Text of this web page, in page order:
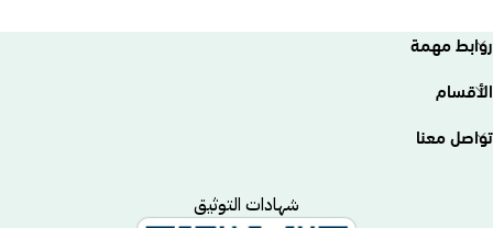
روابط مهمة
الأقسام
تواصل معنا
شهادات التوثيق